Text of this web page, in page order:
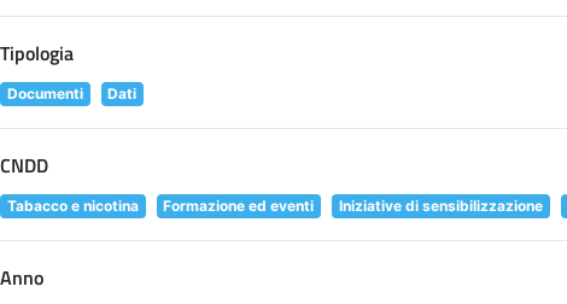
Tipologia
Documenti Dati
CNDD
Tabacco e nicotina Formazione ed eventi Iniziative di sensibilizzazione
Anno